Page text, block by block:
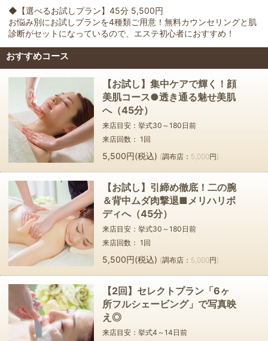
◆【選べるお試しプラン】45分 5,500円
お悩み別にお試しプランを4種類ご用意！無料カウンセリングと肌
診断がセットになっているので、エステ初心者におすすめ！
おすすめコース
【お試し】集中ケアで輝く！顔
美肌コース●透き通る魅せ美肌
へ（45分）
来店目安：挙式30～180 日前
来店回数：1 回
5,500円(税込) (調布店：5,000円)
【お試し】引締め徹底！二の腕
＆背中ムダ肉撃退■メリハリボ
ディへ（45分）
来店目安：挙式30～180 日前
来店回数：1 回
5,500円(税込) (調布店：5,000円)
【2回】セレクトプラン「6ヶ
所フルシェービング」で写真映
え◎
来店目安：挙式4～14 日前